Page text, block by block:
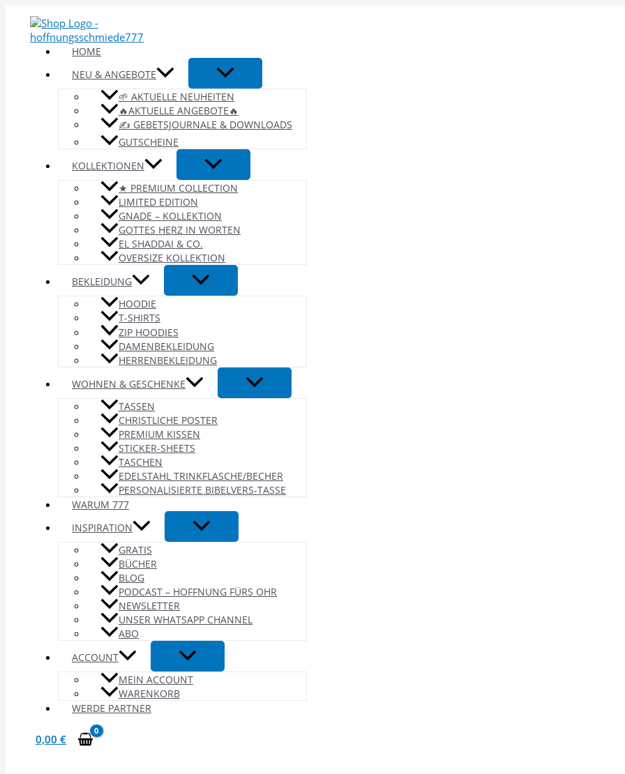
Inhalt
springen
HOME
NEU & ANGEBOTE
🌱 AKTUELLE NEUHEITEN
🔥AKTUELLE ANGEBOTE🔥
✍️ GEBETSJOURNALE & DOWNLOADS
GUTSCHEINE
KOLLEKTIONEN
★ PREMIUM COLLECTION
LIMITED EDITION
GNADE – KOLLEKTION
GOTTES HERZ IN WORTEN
EL SHADDAI & CO.
OVERSIZE KOLLEKTION
BEKLEIDUNG
HOODIE
T-SHIRTS
ZIP HOODIES
DAMENBEKLEIDUNG
HERRENBEKLEIDUNG
WOHNEN & GESCHENKE
TASSEN
CHRISTLICHE POSTER
PREMIUM KISSEN
STICKER-SHEETS
TASCHEN
EDELSTAHL TRINKFLASCHE/BECHER
PERSONALISIERTE BIBELVERS-TASSE
WARUM 777
INSPIRATION
GRATIS
BÜCHER
BLOG
PODCAST – HOFFNUNG FÜRS OHR
NEWSLETTER
UNSER WHATSAPP CHANNEL
ABO
ACCOUNT
MEIN ACCOUNT
WARENKORB
WERDE PARTNER
0,00 €